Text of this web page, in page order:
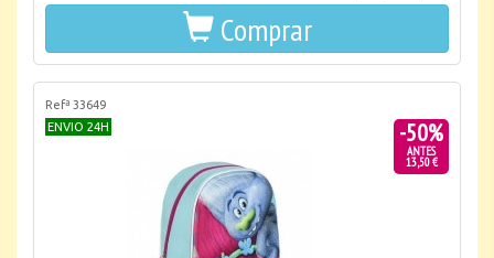
Comprar
Refª 33649
ENVIO 24H
-50%
ANTES
13,50 €